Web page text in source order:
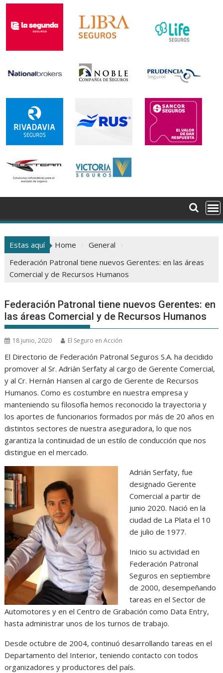
Estas aquí Home
General
Federación Patronal tiene nuevos Gerentes: en las áreas
Comercial y de Recursos Humanos
Federación Patronal tiene nuevos Gerentes: en
las áreas Comercial y de Recursos Humanos
18 junio, 2020 El Seguro en Acción
El Directorio de Federación Patronal Seguros S.A. ha decidido
promover al Sr. Adrián Serfaty al cargo de Gerente Comercial,
y al Cr. Hernán Hansen al cargo de Gerente de Recursos
Humanos. Como es costumbre en nuestra empresa y
manteniendo su filosofía hemos reconocido la trayectoria y
los aportes de funcionarios formados por más de 20 años en
distintos sectores de nuestra aseguradora, lo que nos
garantiza la continuidad de un estilo de conducción que nos
distingue en el mercado.
Adrián Serfaty, fue
designado Gerente
Comercial a partir de
junio 2020. Nació en la
ciudad de La Plata el 10
de julio de 1977.
Inicio su actividad en
Federación Patronal
Seguros en septiembre
de 2000, desempeñando
tareas en el Sector de
Automotores y en el Centro de Grabación como Data Entry,
hasta administrar unos de los turnos de trabajo.
Desde octubre de 2004, continuó desarrollando tareas en el
Departamento del Interior, teniendo contacto con todos
organizadores y productores del país.